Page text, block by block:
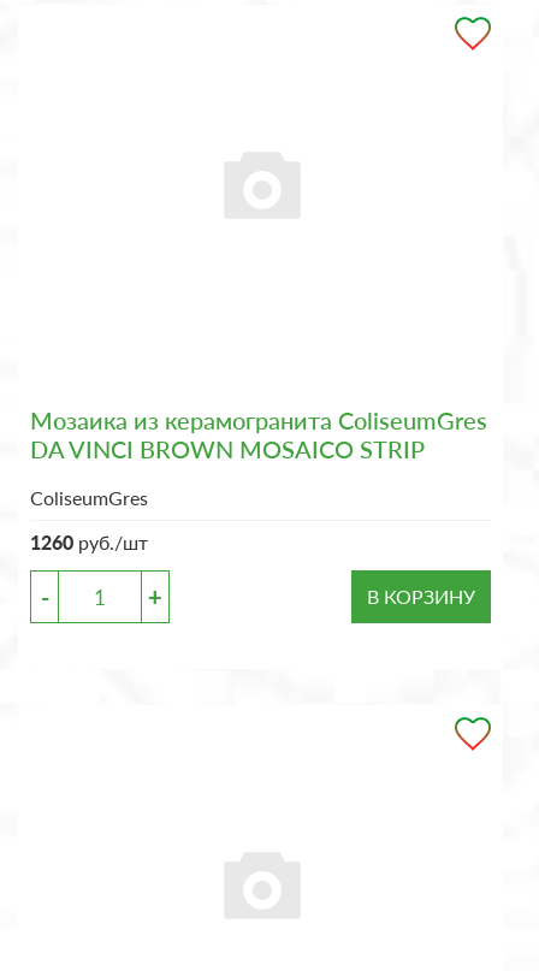
Мозаика из керамогранита ColiseumGres
DA VINCI BROWN MOSAICO STRIP
ColiseumGres
1260 руб./шт
- + В КОРЗИНУ